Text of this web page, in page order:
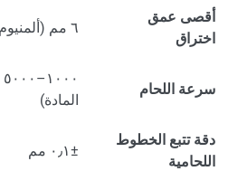
أقصى عمق
اختراق
٦ مم (ألمنيوم)، ٨ مم (فولاذ)
سرعة اللحام
المادة)
دقة تتبع الخطوط
اللحامية
±٠٫١ مم